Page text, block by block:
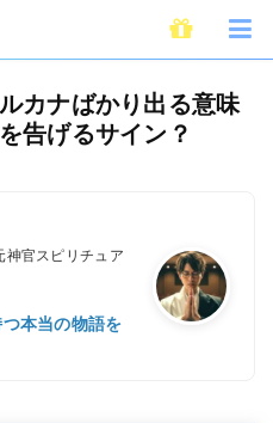
アルカナばかり出る意味は？人生の大
カナばかり出る意味
告げるサイン？
神官スピリチュア
本当の物語を